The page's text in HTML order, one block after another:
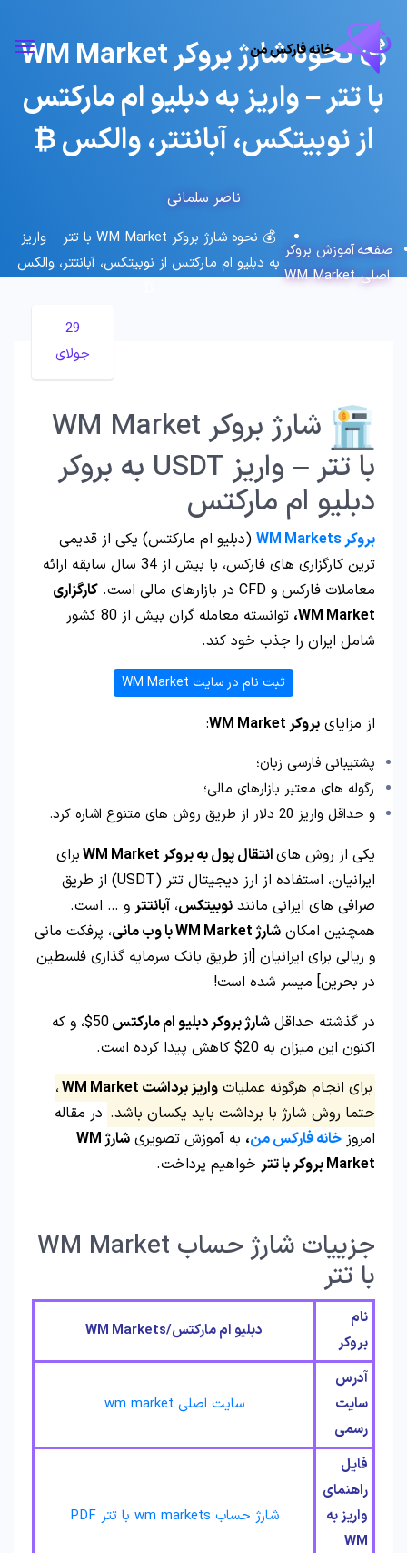
💰 نحوه شارژ بروکر WM Market
با تتر – واریز به دبلیو ام مارکتس
از نوبیتکس، آبانتتر، والکس ₿
ناصر سلمانی
صفحه
اصلی
آموزش بروکر
WM Market
💰 نحوه شارژ بروکر WM Market با تتر – واریز
به دبلیو ام مارکتس از نوبیتکس، آبانتتر، والکس
29
جولای
شارژ بروکر WM Market
با تتر – واریز USDT به بروکر
دبلیو ام مارکتس
بروکرWM Markets (دبلیو ام مارکتس) یکی از قدیمی
ترین کارگزاری های فارکس، با بیش از 34 سال سابقه ارائه
معاملات فارکس و CFD در بازارهای مالی است.
کارگزاری
WM Market،
توانسته معامله گران بیش از 80 کشور
شامل ایران را جذب خود کند.
ثبت نام در سایت WM Market
از مزایای بروکر WM Market :
پشتیبانی فارسی زبان؛
رگوله های معتبر بازارهای مالی؛
و حداقل واریز 20 دلار از طریق روش های متنوع اشاره کرد.
یکی از روش هایانتقال پول به بروکر WM Market
برای
ایرانیان، استفاده از ارز دیجیتال تتر (USDT) از طریق
صرافی های ایرانی مانند نوبیتکس، آبانتتر و … است.
همچنین امکان شارژ WM Market با وب مانی
، پرفکت مانی
و ریالی برای ایرانیان [از طریق بانک سرمایه گذاری فلسطین
در بحرین] میسر شده است!
در گذشته حداقل شارژ بروکر دبلیو ام مارکتس
50$، و که
اکنون این میزان به 20$ کاهش پیدا کرده است.
برای انجام هرگونه عملیاتواریز برداشت WM Market
،
حتما روش شارژ با برداشت باید یکسان باشد. در مقاله
امروز خانه فارکس من، به آموزش تصویری
شارژ WM
Market بروکر با تتر
خواهیم پرداخت.
جزییات شارژ حساب WM Market
با تتر
نام
بروکر
دبلیو ام مارکتس/WM Markets
آدرس
سایت
رسمی
سایت اصلی wm market
فایل
راهنمای
واریز به
WM
شارژ حساب wm markets با تتر PDF